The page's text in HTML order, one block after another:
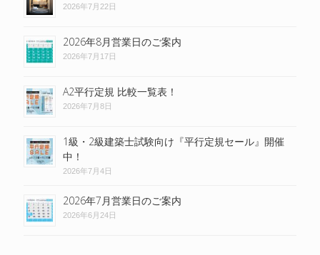
2026年7月22日
2026年8月営業日のご案内
2026年7月17日
A2平行定規 比較一覧表！
2026年7月8日
1級・2級建築士試験向け『平行定規セール』開催
中！
2026年7月4日
2026年7月営業日のご案内
2026年6月24日